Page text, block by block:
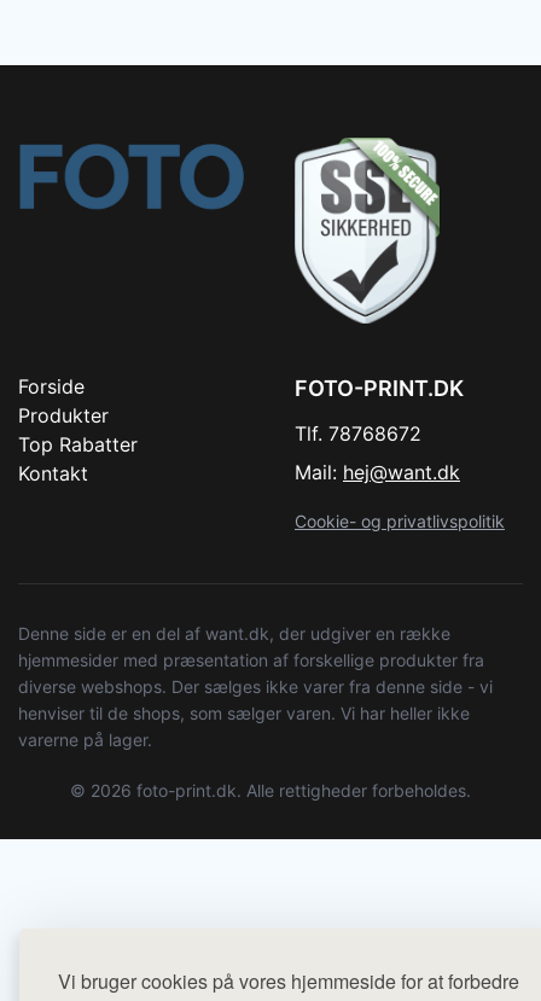
Vi bruger cookies på vores hjemmeside for at forbedre
Forside
Produkter
Top Rabatter
Kontakt
FOTO-PRINT.DK
Tlf. 78768672
Mail: hej@want.dk
Cookie- og privatlivspolitik
Denne side er en del af want.dk, der udgiver en række
hjemmesider med præsentation af forskellige produkter fra
diverse webshops. Der sælges ikke varer fra denne side - vi
henviser til de shops, som sælger varen. Vi har heller ikke
varerne på lager.
© 2026 foto-print.dk. Alle rettigheder forbeholdes.